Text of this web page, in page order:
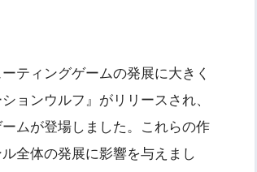
ティングゲームの発展に大きく
ョンウルフ』がリリースされ、
ムが登場しました。これらの作
全体の発展に影響を与えまし
ラルディア特集でゲームの深層に
3
PS4とSwitchで復刻『VS.スター
ラスター』徹底解析